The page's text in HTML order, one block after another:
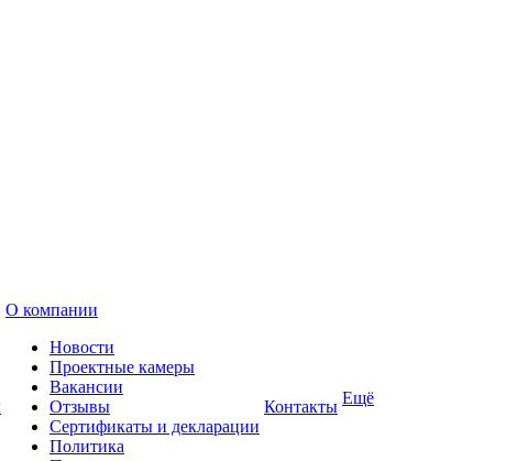
О компании
Новости
Проектные камеры
Вакансии
Отзывы
Сертификаты и декларации
Политика
Контакты Ещё